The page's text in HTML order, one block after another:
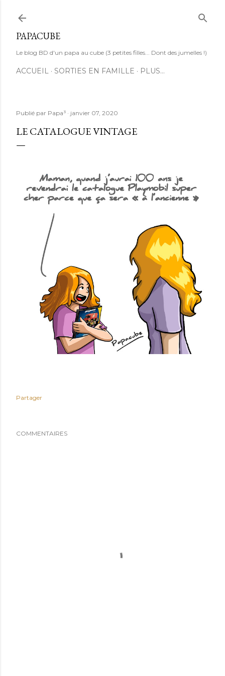
PAPACUBE
Le blog BD d'un papa au cube (3 petites filles... Dont des jumelles !)
ACCUEIL SORTIES EN FAMILLE PLUS…
Publié par Papa³ janvier 07, 2020
LE CATALOGUE VINTAGE
Partager
COMMENTAIRES